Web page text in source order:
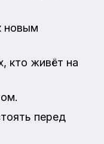
новым
кто живёт на
перед